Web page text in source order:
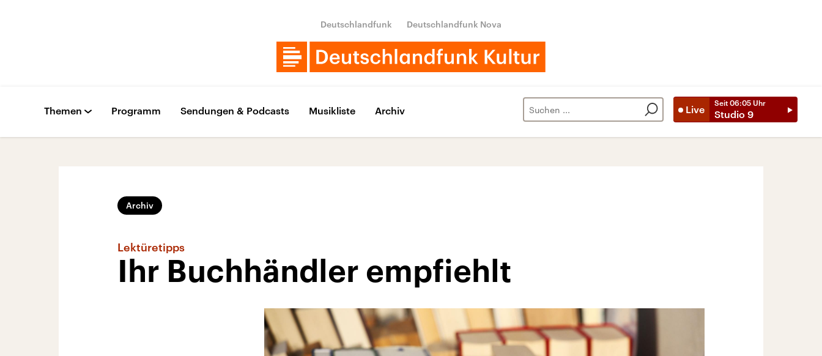
Deutschlandfunk Deutschlandfunk Nova
Live
Seit 06:05 Uhr
Studio 9
Themen Programm Sendungen & Podcasts Musikliste Archiv
Archiv
Lektüretipps
Ihr Buchhändler empfiehlt